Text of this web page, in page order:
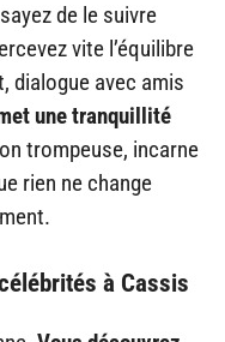
de le suivre
vite l’équilibre
dialogue avec amis
une tranquillité
trompeuse, incarne
rien ne change
à Cassis